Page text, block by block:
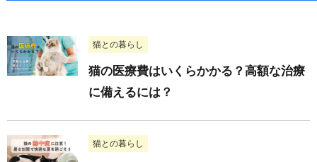
猫との暮らし
猫の医療費はいくらかかる？高額な治療
に備えるには？
猫との暮らし